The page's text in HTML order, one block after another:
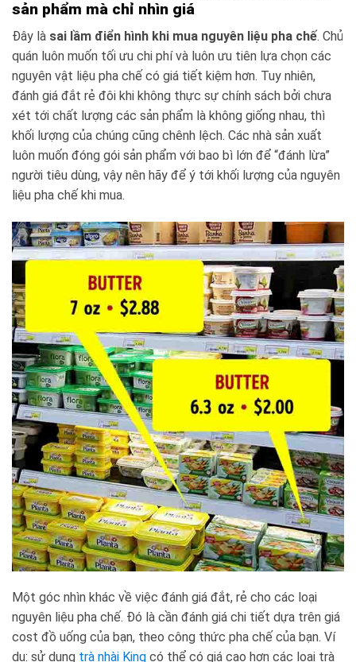
sản phẩm mà chỉ nhìn giá
Đây là sai lầm điển hình khi mua nguyên liệu pha chế. Chủ
quán luôn muốn tối ưu chi phí và luôn ưu tiên lựa chọn các
nguyên vật liệu pha chế có giá tiết kiệm hơn. Tuy nhiên,
đánh giá đắt rẻ đôi khi không thực sự chính sách bởi chưa
xét tới chất lượng các sản phẩm là không giống nhau, thì
khối lượng của chúng cũng chênh lệch. Các nhà sản xuất
luôn muốn đóng gói sản phẩm với bao bì lớn để “đánh lừa”
người tiêu dùng, vậy nên hãy để ý tới khối lượng của nguyên
liệu pha chế khi mua.
Một góc nhìn khác về việc đánh giá đắt, rẻ cho các loại
nguyên liệu pha chế. Đó là cần đánh giá chi tiết dựa trên giá
cost đồ uống của bạn, theo công thức pha chế của bạn. Ví
dụ: sử dụng trà nhài King có thể có giá cao hơn các loại trà